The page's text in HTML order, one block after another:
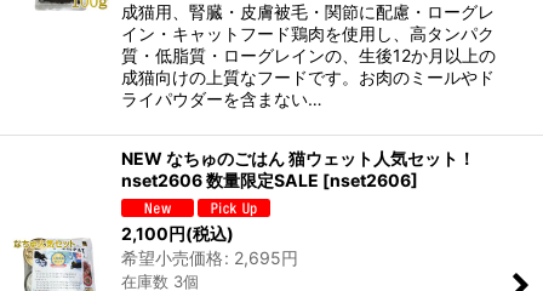
成猫用、腎臓・皮膚被毛・関節に配慮・ローグレ
イン・キャットフード鶏肉を使用し、高タンパク
質・低脂質・ローグレインの、生後12か月以上の
成猫向けの上質なフードです。お肉のミールやド
ライパウダーを含まない…
NEW なちゅのごはん 猫ウェット人気セット！
nset2606 数量限定SALE [nset2606]
2,100円(税込)
希望小売価格: 2,695円
在庫数 3個